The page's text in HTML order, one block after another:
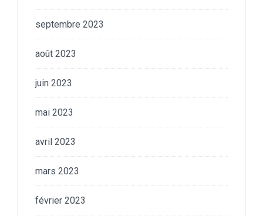
septembre 2023
août 2023
juin 2023
mai 2023
avril 2023
mars 2023
février 2023